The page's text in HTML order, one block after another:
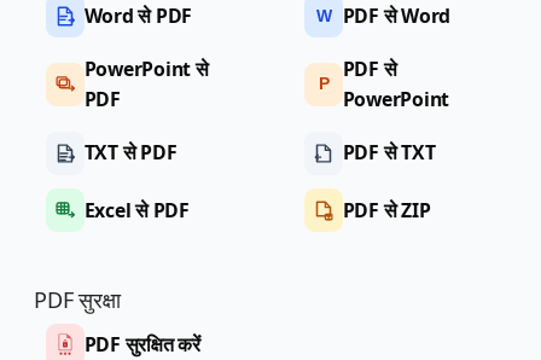
Word से PDF
PowerPoint से
PDF
TXT से PDF
Excel से PDF
W PDF से Word
P
PDF से
PowerPoint
PDF से TXT
PDF से ZIP
PDF सुरक्षा
PDF सुरक्षित करें